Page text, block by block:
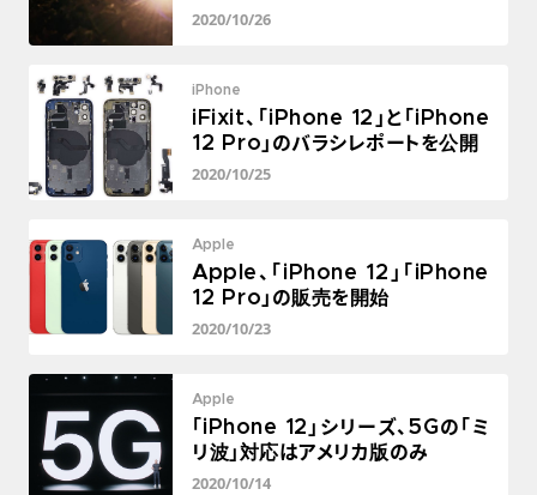
2020/10/26
iPhone
iFixit、「iPhone 12」と「iPhone
12 Pro」のバラシレポートを公開
2020/10/25
Apple
Apple、「iPhone 12」「iPhone
12 Pro」の販売を開始
2020/10/23
Apple
「iPhone 12」シリーズ、5Gの「ミ
リ波」対応はアメリカ版のみ
2020/10/14